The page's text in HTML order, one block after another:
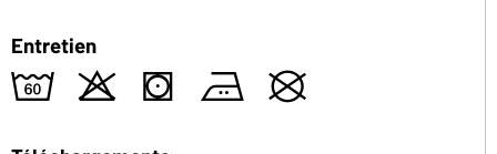
Entretien
4 o s b U